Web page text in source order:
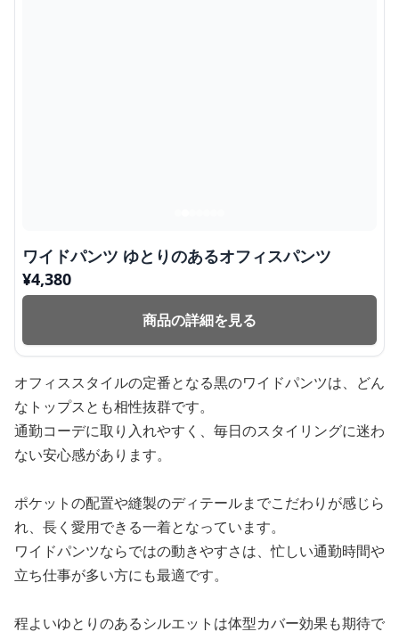
ワイドパンツ ゆとりのあるオフィスパンツ
¥4,380
商品の詳細を見る
オフィススタイルの定番となる黒のワイドパンツは、どん
なトップスとも相性抜群です。
通勤コーデに取り入れやすく、毎日のスタイリングに迷わ
ない安心感があります。
ポケットの配置や縫製のディテールまでこだわりが感じら
れ、長く愛用できる一着となっています。
ワイドパンツならではの動きやすさは、忙しい通勤時間や
立ち仕事が多い方にも最適です。
程よいゆとりのあるシルエットは体型カバー効果も期待で